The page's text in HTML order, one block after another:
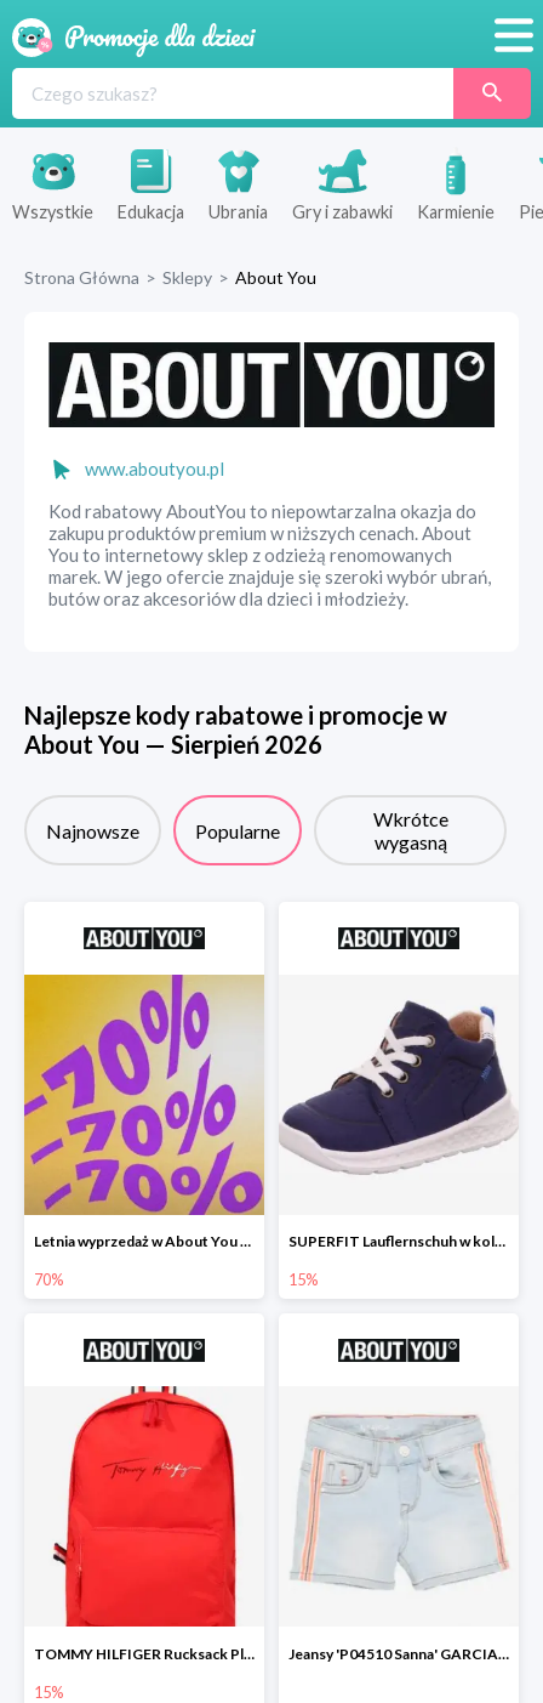
Produkty
Sklepy
Wszystkie Edukacja Ubrania Gry i zabawki Karmienie
Strona Główna > Sklepy > About You
www.aboutyou.pl
Kod rabatowy AboutYou to niepowtarzalna okazja do
zakupu produktów premium w niższych cenach. About
You to internetowy sklep z odzieżą renomowanych
marek. W jego ofercie znajduje się szeroki wybór ubrań,
butów oraz akcesoriów dla dzieci i młodzieży.
Najlepsze kody rabatowe i promocje w
About You — Sierpień 2026
Najnowsze Popularne
Wkrótce
wygasną
Letnia wyprzedaż w About You do -70%
70%
SUPERFIT Lauflernschuh w kolorze Niebieski -15%
15%
TOMMY HILFIGER Rucksack Plecak -15%
15%
Jeansy 'P04510 Sanna' GARCIA -69%